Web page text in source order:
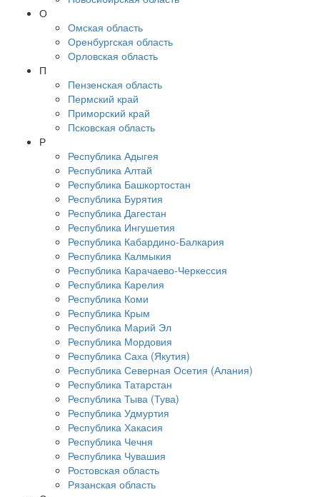
О
Омская область
Оренбургская область
Орловская область
П
Пензенская область
Пермский край
Приморский край
Псковская область
Р
Республика Адыгея
Республика Алтай
Республика Башкортостан
Республика Бурятия
Республика Дагестан
Республика Ингушетия
Республика Кабардино-Балкария
Республика Калмыкия
Республика Карачаево-Черкессия
Республика Карелия
Республика Коми
Республика Крым
Республика Марий Эл
Республика Мордовия
Республика Саха (Якутия)
Республика Северная Осетия (Алания)
Республика Татарстан
Республика Тыва (Тува)
Республика Удмуртия
Республика Хакасия
Республика Чечня
Республика Чувашия
Ростовская область
Рязанская область